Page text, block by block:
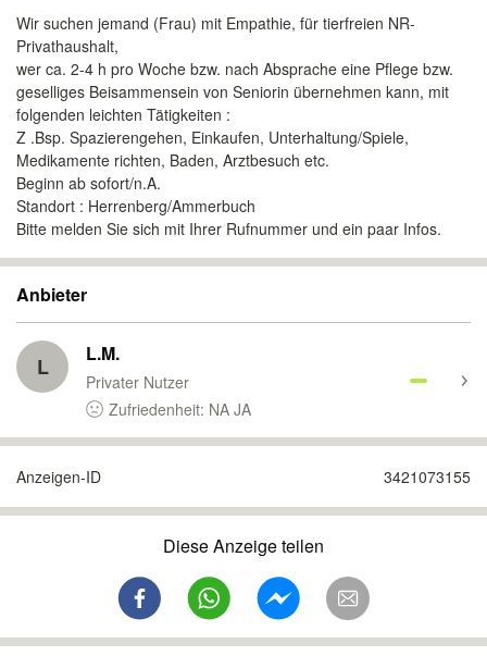
Wir suchen jemand (Frau) mit Empathie, für tierfreien NR-
Privathaushalt,
wer ca. 2-4 h pro Woche bzw. nach Absprache eine Pflege bzw.
geselliges Beisammensein von Seniorin übernehmen kann, mit
folgenden leichten Tätigkeiten :
Z .Bsp. Spazierengehen, Einkaufen, Unterhaltung/Spiele,
Medikamente richten, Baden, Arztbesuch etc.
Beginn ab sofort/n.A.
Standort : Herrenberg/Ammerbuch
Bitte melden Sie sich mit Ihrer Rufnummer und ein paar Infos.
Anbieter
L L.M.
Privater Nutzer
Zufriedenheit: NA JA
Anzeigen-ID 3421073155
Diese Anzeige teilen